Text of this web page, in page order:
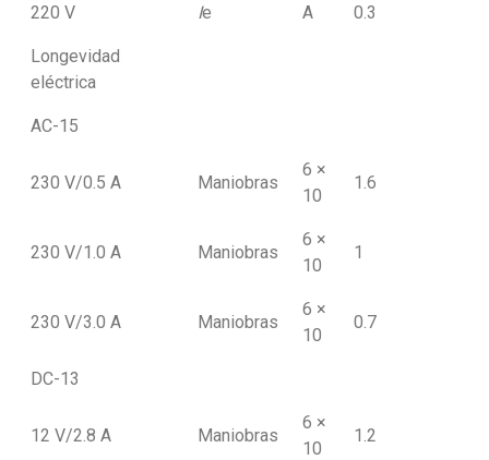
220 V Ie A 0.3
Longevidad
eléctrica
AC-15
230 V/0.5 A Maniobras
6 ×
10
1.6
230 V/1.0 A Maniobras
6 ×
10
1
230 V/3.0 A Maniobras
6 ×
10
0.7
DC-13
12 V/2.8 A Maniobras
6 ×
10
1.2